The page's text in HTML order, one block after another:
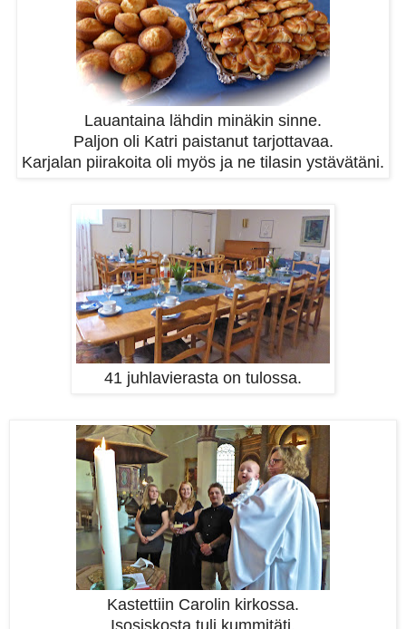
Lauantaina lähdin minäkin sinne.
Paljon oli Katri paistanut tarjottavaa.
Karjalan piirakoita oli myös ja ne tilasin ystävätäni.
41 juhlavierasta on tulossa.
Kastettiin Carolin kirkossa.